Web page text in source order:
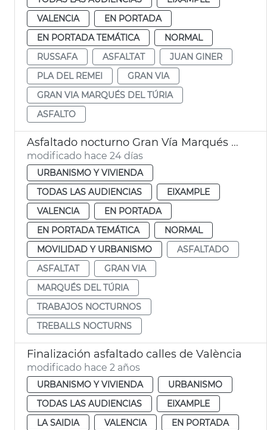
VALENCIA
EN PORTADA
EN PORTADA TEMÁTICA
NORMAL
RUSSAFA
ASFALTAT
JUAN GINER
PLA DEL REMEI
GRAN VIA
GRAN VIA MARQUÉS DEL TÚRIA
ASFALTO
Asfaltado nocturno Gran Vía Marqués del Turia València
modificado hace 24 días
URBANISMO Y VIVIENDA
TODAS LAS AUDIENCIAS
EIXAMPLE
VALENCIA
EN PORTADA
EN PORTADA TEMÁTICA
NORMAL
MOVILIDAD Y URBANISMO
ASFALTADO
ASFALTAT
GRAN VIA
MARQUÉS DEL TÚRIA
TRABAJOS NOCTURNOS
TREBALLS NOCTURNS
Finalización asfaltado calles de València
modificado hace 2 años
URBANISMO Y VIVIENDA
URBANISMO
TODAS LAS AUDIENCIAS
EIXAMPLE
LA SAIDIA
VALENCIA
EN PORTADA